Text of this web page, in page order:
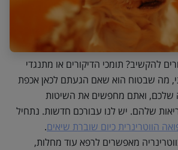
להקשיב? תומכי הדיקורים או מתנגדי
מה שבטוח הוא שאם הגעתם לכאן אכפת
שלכם, ואתם מחפשים את השיטות
שלהם. יש לנו עבורכם חדשות. נתחיל
הווטרינרית כיום שוברת שיאים.
מאפשרים לרפא עוד מחלות,